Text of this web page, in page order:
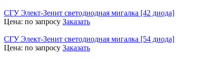
СГУ Элект-Зенит светодиодная мигалка [42 диода]
Цена: по запросу Заказать
СГУ Элект-Зенит светодиодная мигалка [54 диода]
Цена: по запросу Заказать